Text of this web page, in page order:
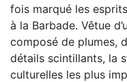
fois marqué les
à la Barbade. Vêtue
composé de plumes,
détails scintillants, la
culturelles les plus